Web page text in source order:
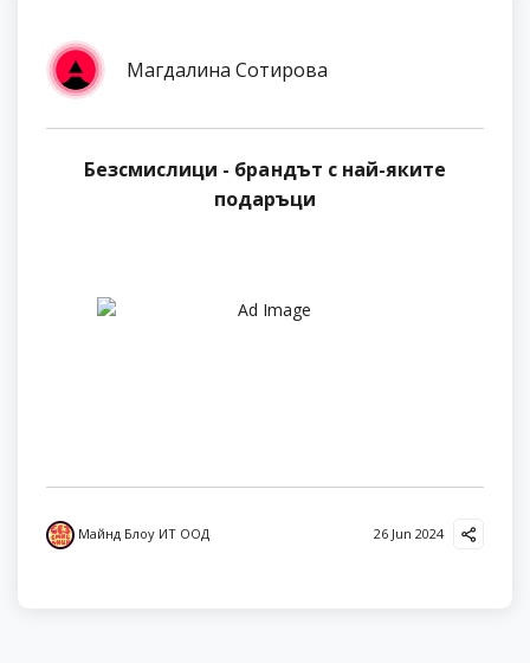
Магдалина Сотирова
Безсмислици - брандът с най-яките
подаръци
Майнд Блоу ИТ ООД 26 Jun 2024